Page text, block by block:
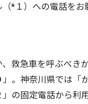
*１）への電話をお
救急車を呼ぶべき
。神奈川県では「
の固定電話から利